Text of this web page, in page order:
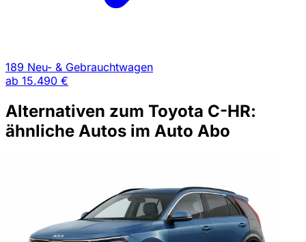
189 Neu- & Gebrauchtwagen
ab 15.490 €
Alternativen zum Toyota C-HR:
ähnliche Autos im Auto Abo